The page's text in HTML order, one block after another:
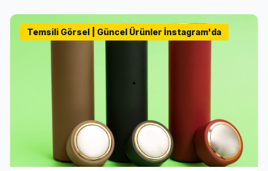
Temsili Görsel | Güncel Ürünler İnstagram'da